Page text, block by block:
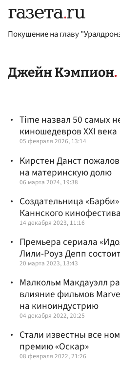
Покушение на главу
Джейн Кэмпион
Time назвал 50 самых
киношедевров XXI века
05 февраля 2026, 13:14
Кирстен Данст
на материнскую долю
06 марта 2024, 19:38
Создательница
Каннского
14 декабря 2023, 11:16
Премьера сериала
Лили-Роуз Депп
20 марта 2023, 13:43
Малкольм Макдауэлл
влияние фильмов
на киноиндустрию
04 декабря 2022, 20:25
Стали известны все
премию «Оскар»
08 февраля 2022, 21:26